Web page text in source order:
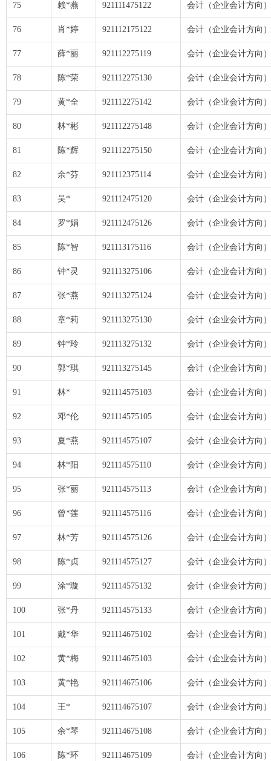
75 赖*燕 921111475122 会计（企业会计方向）
76 肖*婷 921112175122 会计（企业会计方向）
77 薛*丽 921112275119 会计（企业会计方向）
78 陈*荣 921112275130 会计（企业会计方向）
79 黄*全 921112275142 会计（企业会计方向）
80 林*彬 921112275148 会计（企业会计方向）
81 陈*辉 921112275150 会计（企业会计方向）
82 余*芬 921112375114 会计（企业会计方向）
83 吴* 921112475120 会计（企业会计方向）
84 罗*娟 921112475126 会计（企业会计方向）
85 陈*智 921113175116 会计（企业会计方向）
86 钟*灵 921113275106 会计（企业会计方向）
87 张*燕 921113275124 会计（企业会计方向）
88 章*莉 921113275130 会计（企业会计方向）
89 钟*玲 921113275132 会计（企业会计方向）
90 郭*琪 921113275145 会计（企业会计方向）
91 林* 921114575103 会计（企业会计方向）
92 邓*伦 921114575105 会计（企业会计方向）
93 夏*燕 921114575107 会计（企业会计方向）
94 林*阳 921114575110 会计（企业会计方向）
95 张*丽 921114575113 会计（企业会计方向）
96 曾*莲 921114575116 会计（企业会计方向）
97 林*芳 921114575126 会计（企业会计方向）
98 陈*贞 921114575127 会计（企业会计方向）
99 涂*璇 921114575132 会计（企业会计方向）
100 张*丹 921114575133 会计（企业会计方向）
101 戴*华 921114675102 会计（企业会计方向）
102 黄*梅 921114675103 会计（企业会计方向）
103 黄*艳 921114675106 会计（企业会计方向）
104 王* 921114675107 会计（企业会计方向）
105 余*琴 921114675108 会计（企业会计方向）
106 陈*环 921114675109 会计（企业会计方向）